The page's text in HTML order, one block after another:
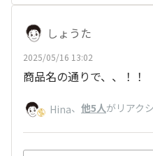
しょうた
2025/05/16 13:02
商品名の通りで、、！！
Hina、 他5人がリアク